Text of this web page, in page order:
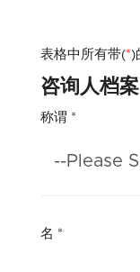
表格中所有带(*)
咨询人档案
称谓 *
--Please
名 *